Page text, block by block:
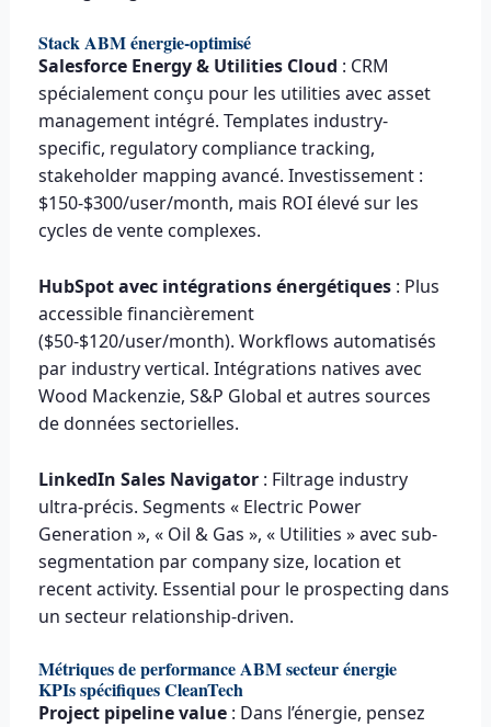
Stack ABM énergie-optimisé
Salesforce Energy & Utilities Cloud : CRM
spécialement conçu pour les utilities avec asset
management intégré. Templates industry-
specific, regulatory compliance tracking,
stakeholder mapping avancé. Investissement :
$150-$300/user/month, mais ROI élevé sur les
cycles de vente complexes.
HubSpot avec intégrations énergétiques: Plus
accessible financièrement
($50-$120/user/month). Workflows automatisés
par industry vertical. Intégrations natives avec
Wood Mackenzie, S&P Global et autres sources
de données sectorielles.
LinkedIn Sales Navigator: Filtrage industry
ultra-précis. Segments « Electric Power
Generation », « Oil & Gas », « Utilities » avec sub-
segmentation par company size, location et
recent activity. Essential pour le prospecting dans
un secteur relationship-driven.
Métriques de performance ABM secteur énergie
KPIs spécifiques CleanTech
Project pipeline value: Dans l’énergie, pensez